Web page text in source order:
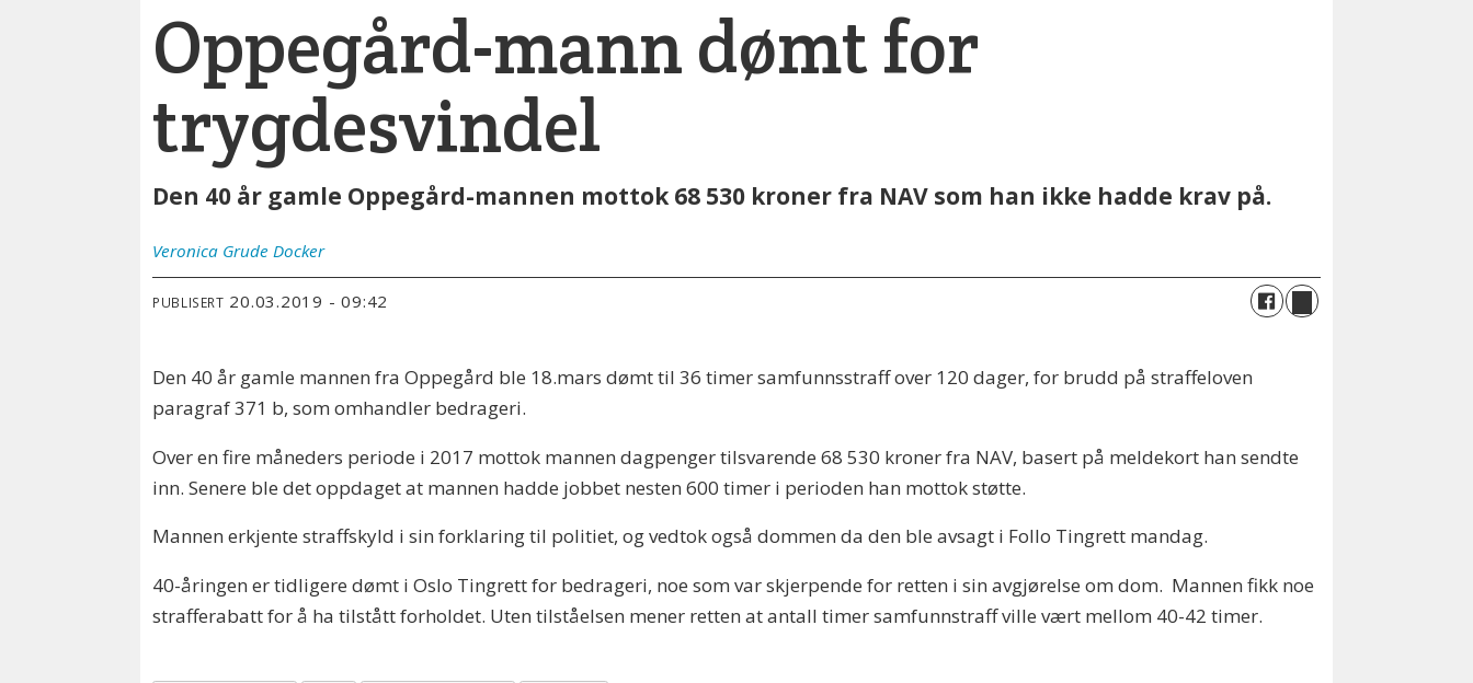
Oppegård-mann dømt for
trygdesvindel
Den 40 år gamle Oppegård-mannen mottok 68 530 kroner fra NAV som han ikke hadde krav på.
Veronica Grude Docker
PUBLISERT 20.03.2019 - 09:42
Den 40 år gamle mannen fra Oppegård ble 18.mars dømt til 36 timer samfunnsstraff over 120 dager, for brudd på straffeloven
paragraf 371 b, som omhandler bedrageri.
Over en fire måneders periode i 2017 mottok mannen dagpenger tilsvarende 68 530 kroner fra NAV, basert på meldekort han sendte
inn. Senere ble det oppdaget at mannen hadde jobbet nesten 600 timer i perioden han mottok støtte.
Mannen erkjente straffskyld i sin forklaring til politiet, og vedtok også dommen da den ble avsagt i Follo Tingrett mandag.
40-åringen er tidligere dømt i Oslo Tingrett for bedrageri, noe som var skjerpende for retten i sin avgjørelse om dom. Mannen fikk noe
strafferabatt for å ha tilstått forholdet. Uten tilståelsen mener retten at antall timer samfunnstraff ville vært mellom 40-42 timer.